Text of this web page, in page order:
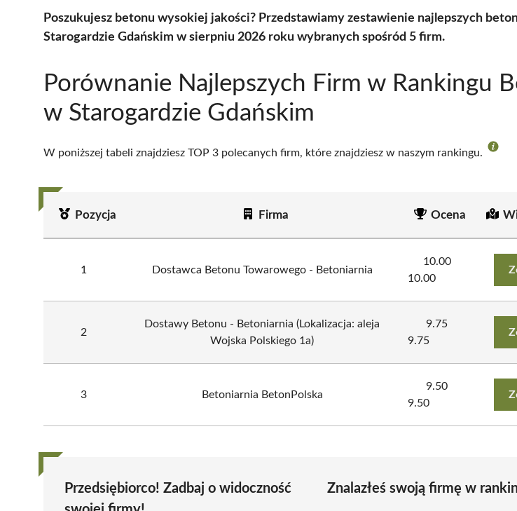
Poszukujesz betonu wysokiej jakości? Przedstawiamy zestawienie najlepszych
Starogardzie Gdańskim w sierpniu 2026 roku wybranych spośród 5 firm.
Porównanie Najlepszych Firm w Rankingu
w Starogardzie Gdańskim
W poniższej tabeli znajdziesz TOP 3 polecanych firm, które znajdziesz w naszym rankingu.
Pozycja Firma Ocena
1 Dostawca Betonu Towarowego - Betoniarnia
10.00
10.00
2
Dostawy Betonu - Betoniarnia (Lokalizacja: aleja
Wojska Polskiego 1a)
9.75
9.75
3 Betoniarnia BetonPolska
9.50
9.50
Przedsiębiorco! Zadbaj o widoczność
Znalazłeś swoją firmę w